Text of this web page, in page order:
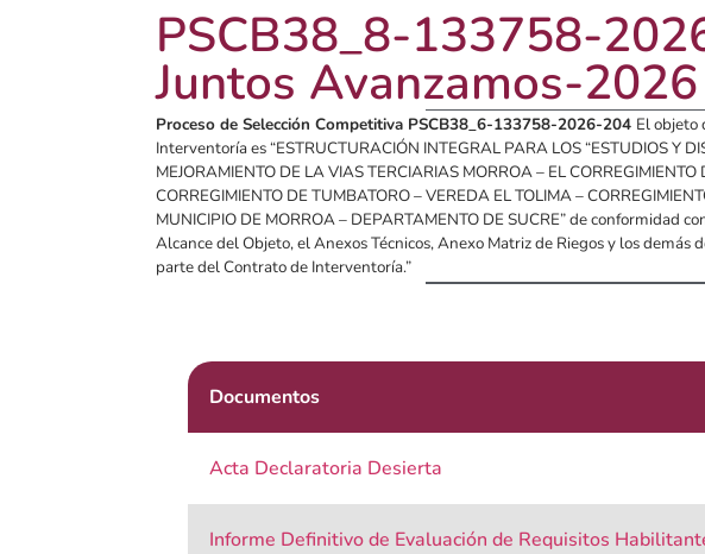
PSCB38_8-133758-
Juntos Avanzamos-2026
Proceso de Selección Competitiva PSCB38_6-133758-2026-204 El objeto
Interventoría es “ESTRUCTURACIÓN INTEGRAL PARA LOS “ESTUDIOS Y
MEJORAMIENTO DE LA VIAS TERCIARIAS MORROA – EL CORREGIMIENTO
CORREGIMIENTO DE TUMBATORO – VEREDA EL TOLIMA –
MUNICIPIO DE MORROA – DEPARTAMENTO DE SUCRE” de conformidad
Alcance del Objeto, el Anexos Técnicos, Anexo Matriz de Riegos y los demás
parte del Contrato de Interventoría.”
Documentos
Acta Declaratoria Desierta
Informe Definitivo de Evaluación de Requisitos